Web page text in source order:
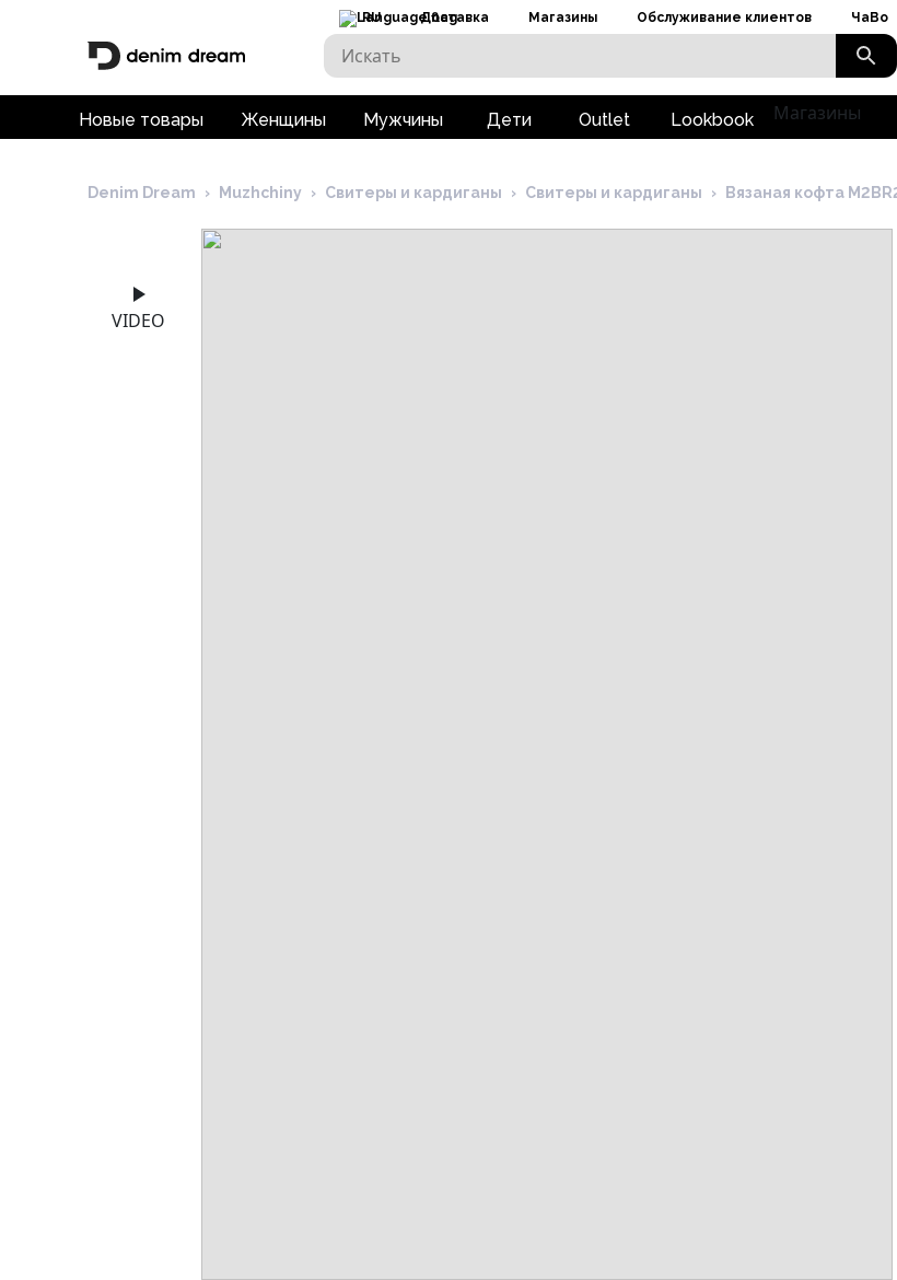
RU Доставка Магазины Обслуживание клиентов ЧаВо
Новые товары Женщины Мужчины Дети Outlet Lookbook Магазины
Denim Dream › Muzhchiny › Свитеры и кардиганы › Свитеры и кардиганы › Вязаная кофта
VIDEO